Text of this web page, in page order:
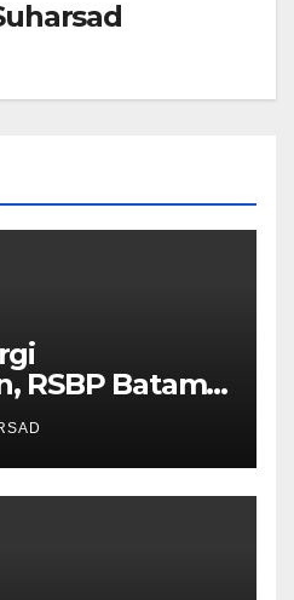
RSBP Batam
Ketersediaan